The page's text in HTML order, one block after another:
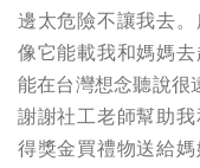
邊太危險不讓我去
像它能載我和媽媽
能在台灣想念聽說很
謝謝社工老師幫助
得獎金買禮物送給